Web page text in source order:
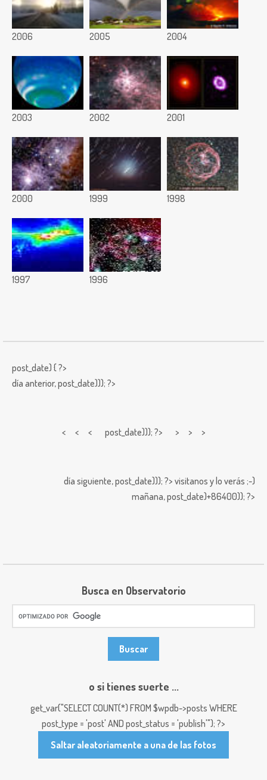
2006 2005 2004
2003 2002 2001
2000 1999 1998
1997 1996
post_date) { ?>
día anterior,post_date))); ?>
< < < post_date))); ?> > > >
día siguiente,post_date))); ?> visitanos y lo verás ;-)
mañana,post_date)+86400)); ?>
Busca en Observatorio
o si tienes suerte ...
get_var("SELECT COUNT(*) FROM $wpdb->posts WHERE
post_type = 'post' AND post_status = 'publish'"); ?>
Saltar aleatoriamente a una de las fotos